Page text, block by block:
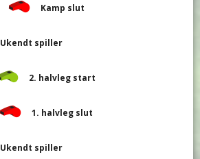
Kamp slut
Ukendt spiller
2. halvleg start
1. halvleg slut
Ukendt spiller